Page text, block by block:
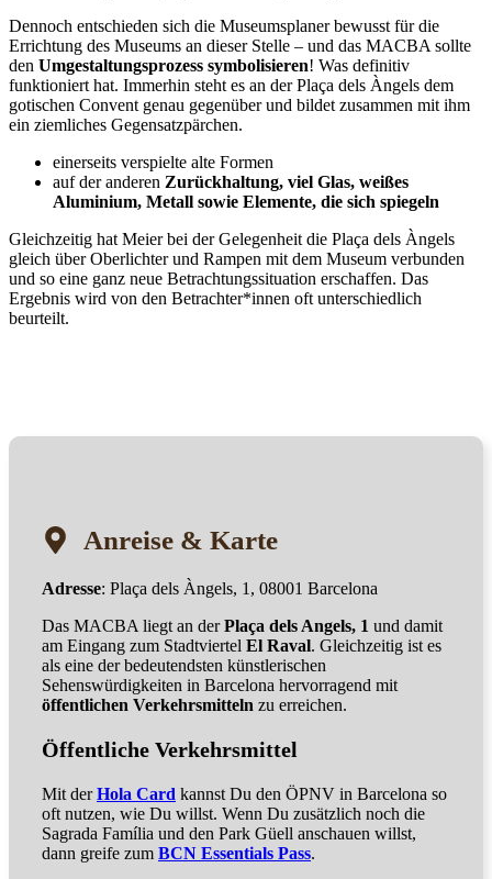
Dennoch entschieden sich die Museumsplaner bewusst für die
Errichtung des Museums an dieser Stelle – und das MACBA sollte
den Umgestaltungsprozess symbolisieren! Was definitiv
funktioniert hat. Immerhin steht es an der Plaça dels Àngels dem
gotischen Convent genau gegenüber und bildet zusammen mit ihm
ein ziemliches Gegensatzpärchen.
einerseits verspielte alte Formen
auf der anderen Zurückhaltung, viel Glas, weißes
Aluminium, Metall sowie Elemente, die sich spiegeln
Gleichzeitig hat Meier bei der Gelegenheit die Plaça dels Àngels
gleich über Oberlichter und Rampen mit dem Museum verbunden
und so eine ganz neue Betrachtungssituation erschaffen. Das
Ergebnis wird von den Betrachter*innen oft unterschiedlich
beurteilt.
Anreise & Karte
Adresse: Plaça dels Àngels, 1, 08001 Barcelona
Das MACBA liegt an derPlaça dels Angels, 1 und damit
am Eingang zum Stadtviertel El Raval. Gleichzeitig ist es
als eine der bedeutendsten künstlerischen
Sehenswürdigkeiten in Barcelona hervorragend mit
öffentlichen Verkehrsmitteln zu erreichen.
Öffentliche Verkehrsmittel
Mit derHola Card kannst Du den ÖPNV in Barcelona so
oft nutzen, wie Du willst. Wenn Du zusätzlich noch die
Sagrada Família und den Park Güell anschauen willst,
dann greife zum BCN Essentials Pass.